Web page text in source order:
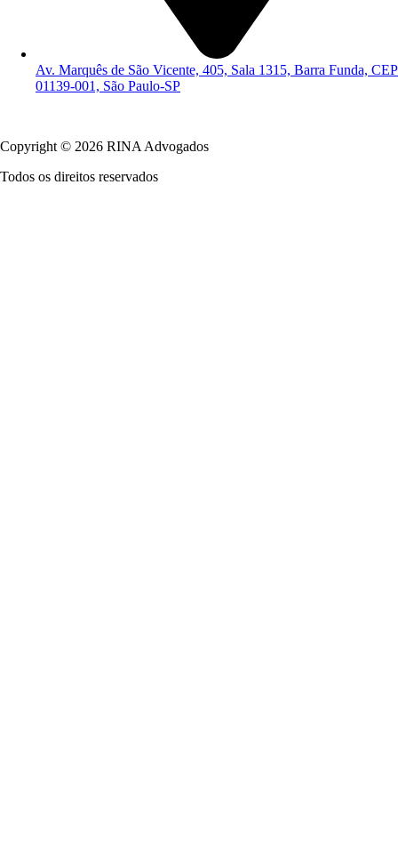
Av. Marquês de São Vicente, 405, Sala 1315, Barra Funda, CEP
01139-001, São Paulo-SP
Copyright © 2026 RINA Advogados
Todos os direitos reservados